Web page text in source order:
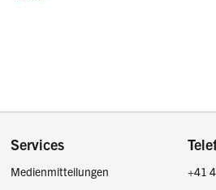
Footer
Services
Medienmitteilungen
+41